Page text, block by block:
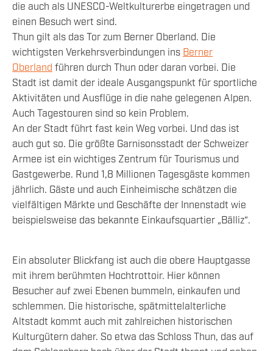
die auch als UNESCO-Weltkulturerbe eingetragen und
einen Besuch wert sind.
Thun gilt als das Tor zum Berner Oberland. Die
wichtigsten Verkehrsverbindungen insBerner
Oberlandführen durch Thun oder daran vorbei. Die
Stadt ist damit der ideale Ausgangspunkt für sportliche
Aktivitäten und Ausflüge in die nahe gelegenen Alpen.
Auch Tagestouren sind so kein Problem.
An der Stadt führt fast kein Weg vorbei. Und das ist
auch gut so. Die größte Garnisonsstadt der Schweizer
Armee ist ein wichtiges Zentrum für Tourismus und
Gastgewerbe. Rund 1,8 Millionen Tagesgäste kommen
jährlich. Gäste und auch Einheimische schätzen die
vielfältigen Märkte und Geschäfte der Innenstadt wie
beispielsweise das bekannte Einkaufsquartier „Bälliz“.
Ein absoluter Blickfang ist auch die obere Hauptgasse
mit ihrem berühmten Hochtrottoir. Hier können
Besucher auf zwei Ebenen bummeln, einkaufen und
schlemmen. Die historische, spätmittelalterliche
Altstadt kommt auch mit zahlreichen historischen
Kulturgütern daher. So etwa das Schloss Thun, das auf